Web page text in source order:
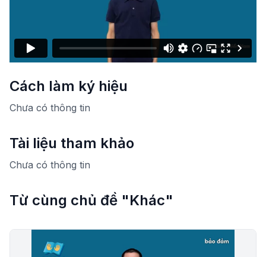
Cách làm ký hiệu
Chưa có thông tin
Tài liệu tham khảo
Chưa có thông tin
Từ cùng chủ đề "Khác"